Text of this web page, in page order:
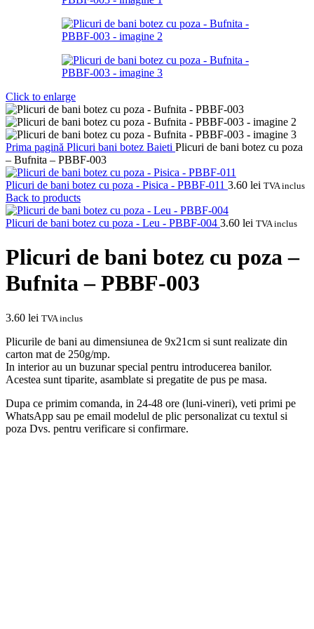
Click to enlarge
Prima pagină Plicuri bani botez Baieti Plicuri de bani botez cu poza
– Bufnita – PBBF-003
Plicuri de bani botez cu poza - Pisica - PBBF-011 3.60 lei TVA inclus
Back to products
Plicuri de bani botez cu poza - Leu - PBBF-004 3.60 lei TVA inclus
Plicuri de bani botez cu poza –
Bufnita – PBBF-003
3.60 lei TVA inclus
Plicurile de bani au dimensiunea de 9x21cm si sunt realizate din
carton mat de 250g/mp.
In interior au un buzunar special pentru introducerea banilor.
Acestea sunt tiparite, asamblate si pregatite de pus pe masa.
Dupa ce primim comanda, in 24-48 ore (luni-vineri), veti primi pe
WhatsApp sau pe email modelul de plic personalizat cu textul si
poza Dvs. pentru verificare si confirmare.